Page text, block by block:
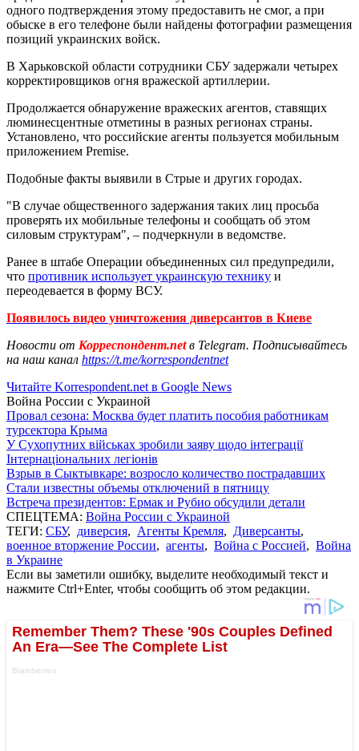
одного подтверждения этому предоставить не смог, а при
обыске в его телефоне были найдены фотографии размещения
позиций украинских войск.
В Харьковской области сотрудники СБУ задержали четырех
корректировщиков огня вражеской артиллерии.
Продолжается обнаружение вражеских агентов, ставящих
люминесцентные отметины в разных регионах страны.
Установлено, что российские агенты пользуется мобильным
приложением Premise.
Подобные факты выявили в Стрые и других городах.
"В случае общественного задержания таких лиц просьба
проверять их мобильные телефоны и сообщать об этом
силовым структурам", – подчеркнули в ведомстве.
Ранее в штабе Операции объединенных сил предупредили,
что противник использует украинскую технику и
переодевается в форму ВСУ.
Появилось видео уничтожения диверсантов в Киеве
Новости от Корреспондент.netв Telegram. Подписывайтесь
на наш канал https://t.me/korrespondentnet
Читайте Korrespondent.net в Google News
Война России с Украиной
Провал сезона: Москва будет платить пособия работникам
турсектора Крыма
У Сухопутних військах зробили заяву щодо інтеграції
Інтернаціональних легіонів
Взрыв в Сыктывкаре: возросло количество пострадавших
Стали известны объемы отключений в пятницу
Встреча президентов: Ермак и Рубио обсудили детали
СПЕЦТЕМА: Война России с Украиной
ТЕГИ: СБУ, диверсия, Агенты Кремля, Диверсанты,
военное вторжение России, агенты, Война с Россией, Война
в Украине
Если вы заметили ошибку, выделите необходимый текст и
нажмите Ctrl+Enter, чтобы сообщить об этом редакции.